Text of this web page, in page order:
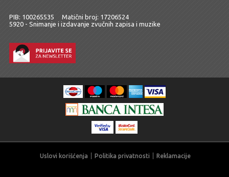
PIB: 100265535 Matični broj: 17206524
5920 - Snimanje i izdavanje zvučnih zapisa i muzike
Uslovi korišćenja Politika privatnosti Reklamacije